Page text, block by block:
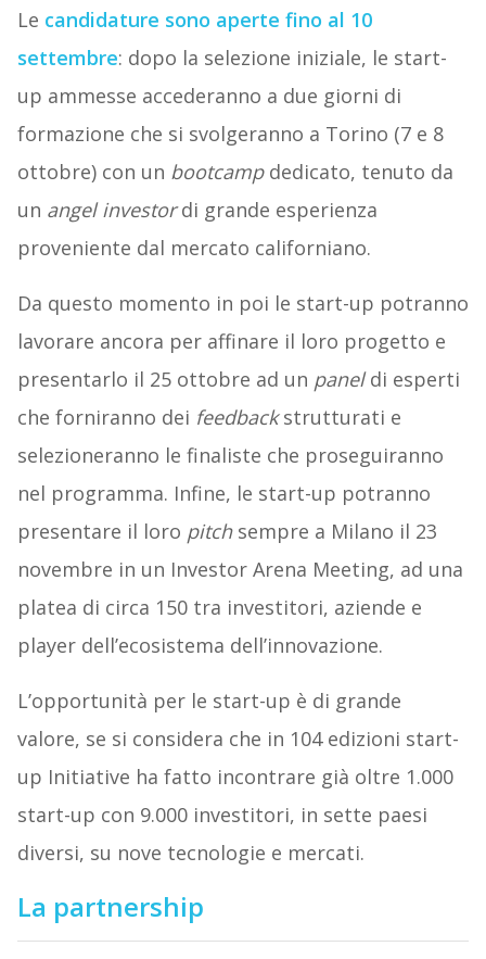
Le candidature sono aperte fino al 10
settembre: dopo la selezione iniziale, le start-
up ammesse accederanno a due giorni di
formazione che si svolgeranno a Torino (7 e 8
ottobre) con un bootcampdedicato, tenuto da
un angel investordi grande esperienza
proveniente dal mercato californiano.
Da questo momento in poi le start-up potranno
lavorare ancora per affinare il loro progetto e
presentarlo il 25 ottobre ad un paneldi esperti
che forniranno dei feedbackstrutturati e
selezioneranno le finaliste che proseguiranno
nel programma. Infine, le start-up potranno
presentare il loro pitchsempre a Milano il 23
novembre in un Investor Arena Meeting, ad una
platea di circa 150 tra investitori, aziende e
player dell’ecosistema dell’innovazione.
L’opportunità per le start-up è di grande
valore, se si considera che in 104 edizioni start-
up Initiative ha fatto incontrare già oltre 1.000
start-up con 9.000 investitori, in sette paesi
diversi, su nove tecnologie e mercati.
La partnership